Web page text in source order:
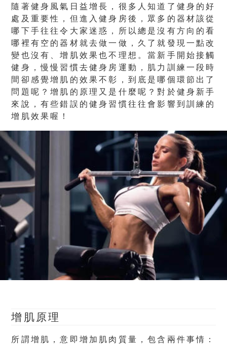
隨著健身風氣日益增長，很多人知道了健身的好
處及重要性，但進入健身房後，眾多的器材該從
哪下手往往令大家迷惑，所以總是沒有方向的看
哪裡有空的器材就去做一做，久了就發現一點改
變也沒有、增肌效果也不理想。當新手開始接觸
健身，慢慢習慣去健身房運動，肌力訓練一段時
間卻感覺增肌的效果不彰，到底是哪個環節出了
問題呢？增肌的原理又是什麼呢？對於健身新手
來說，有些錯誤的健身習慣往往會影響到訓練的
增肌效果喔！
增肌原理
所謂增肌，意即增加肌肉質量，包含兩件事情：